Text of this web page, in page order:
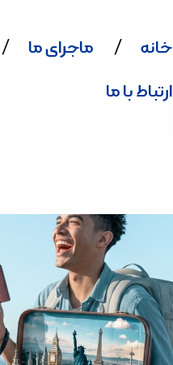
خانه ماجرای ما
ارتباط با ما